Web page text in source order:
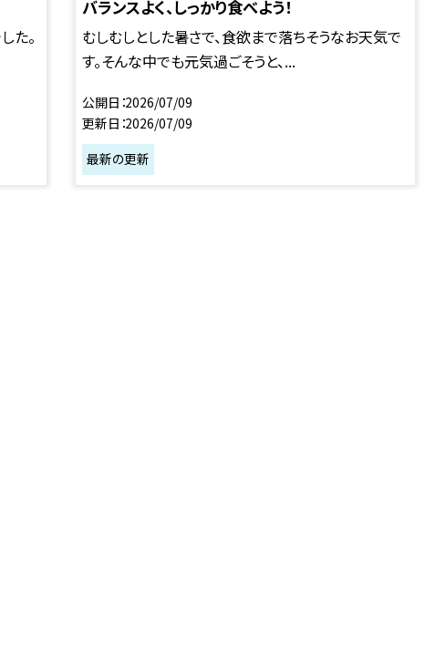
た。
バランスよく、しっかり食べよう！
むしむしとした暑さで、食欲まで落ちそうなお天気で
す。そんな中でも元気過ごそうと、...
公開日 2026/07/09
更新日 2026/07/09
最新の更新